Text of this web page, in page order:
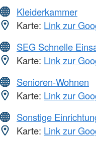
Kleiderkammer
Karte: Link zur
SEG Schnelle
Karte: Link zur
Senioren-Wohnen
Karte: Link zur
Sonstige
Karte: Link zur